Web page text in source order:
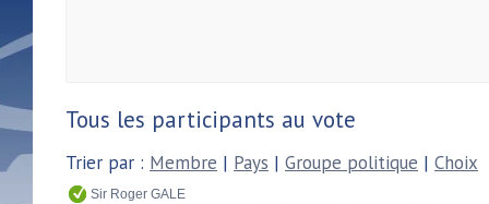
Tous les participants au vote
Trier par : Membre | Pays | Groupe politique | Choix
Sir Roger GALE